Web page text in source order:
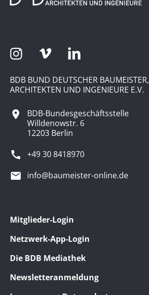
BDB BUND DEUTSCHER BAUMEISTER,
ARCHITEKTEN UND INGENIEURE E.V.
BDB-Bundesgeschäftsstelle
Willdenowstr. 6
12203 Berlin
+49 30 8418970
info@baumeister-online.de
Mitglieder-Login
Netzwerk-App-Login
Die BDB Mediathek
Newsletteranmeldung